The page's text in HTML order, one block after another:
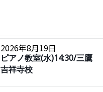
2026年8月19日
ピアノ教室(水)14:30/三鷹
吉祥寺校